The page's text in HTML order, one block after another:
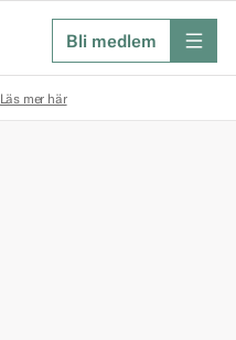
Bli medlem meny
Läs mer här